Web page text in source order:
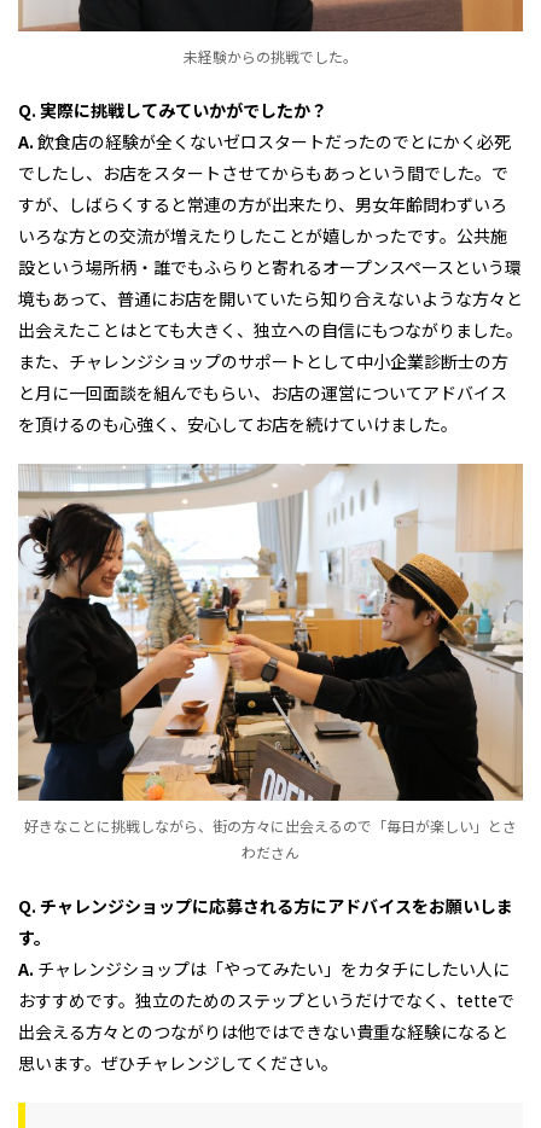
未経験からの挑戦でした。
Q. 実際に挑戦してみていかがでしたか？
A. 飲食店の経験が全くないゼロスタートだったのでとにかく必死
でしたし、お店をスタートさせてからもあっという間でした。で
すが、しばらくすると常連の方が出来たり、男女年齢問わずいろ
いろな方との交流が増えたりしたことが嬉しかったです。公共施
設という場所柄・誰でもふらりと寄れるオープンスペースという環
境もあって、普通にお店を開いていたら知り合えないような方々と
出会えたことはとても大きく、独立への自信にもつながりました。
また、チャレンジショップのサポートとして中小企業診断士の方
と月に一回面談を組んでもらい、お店の運営についてアドバイス
を頂けるのも心強く、安心してお店を続けていけました。
好きなことに挑戦しながら、街の方々に出会えるので「毎日が楽しい」とさ
わださん
Q. チャレンジショップに応募される方にアドバイスをお願いしま
す。
A. チャレンジショップは「やってみたい」をカタチにしたい人に
おすすめです。独立のためのステップというだけでなく、tetteで
出会える方々とのつながりは他ではできない貴重な経験になると
思います。ぜひチャレンジしてください。